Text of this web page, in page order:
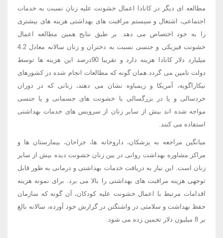
مطالعه ای دیگر در کانادا اعمال خشونت علیه زنان نسبت به خدمات
اجتماعی، اشتغال و سیستم مراقبت های بهداشتی هزینه های بیشتری
را به خود اختصاص می دهد. بر طبق نتایج همین مطالعه اعمال
خشونت فیزیکی و جنسی نسبت به دختران و زنان سالانه معادل 4.2
میلیارد دلار کانادا هزینه دارد و تقریبا 90درصد این هزینه ها توسط
دولت تامین می گردد.همان گونه که مطالعات انجام شده در کشورهای
نیکاراگویه، آمریکا و زیمباوه نشان می دهند، زنانی که در دوران
خردسالی و یا در بزرگسالی با خشونت های جسمانی و یا جنسی
مواجه شده اند بیش از سایر زنان از سرویس های خدمات بهداشتی
استفاده می کنند.
میانگین مراجعه به پزشکان، داروخانه ها، جراحان، بیمارستان ها و
مراکز مشاوره بهداشت روانی در بین زنان خشونت دیده بیش از سایر
زنان است. این نیاز به دریافت خدمات بهداشتی و درمانی به طور قابل
توجهی هزینه مراقبت های بهداشتی را بالا می برد. برای نمونه هزینه
اقدامات مرتبط با اعمال خشونت علیه کودکان، آن گونه که سازمان
حفظ بهداشت و سلامتی در واشنگتن در گزارش خود آورده، سالانه بالغ
بر 8 میلیون دلار تخمین زده می شود.